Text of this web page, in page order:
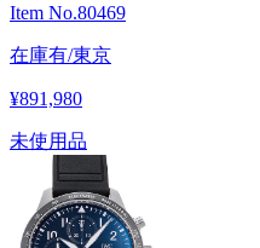
Item No.80469
在庫有/東京
¥891,980
未使用品